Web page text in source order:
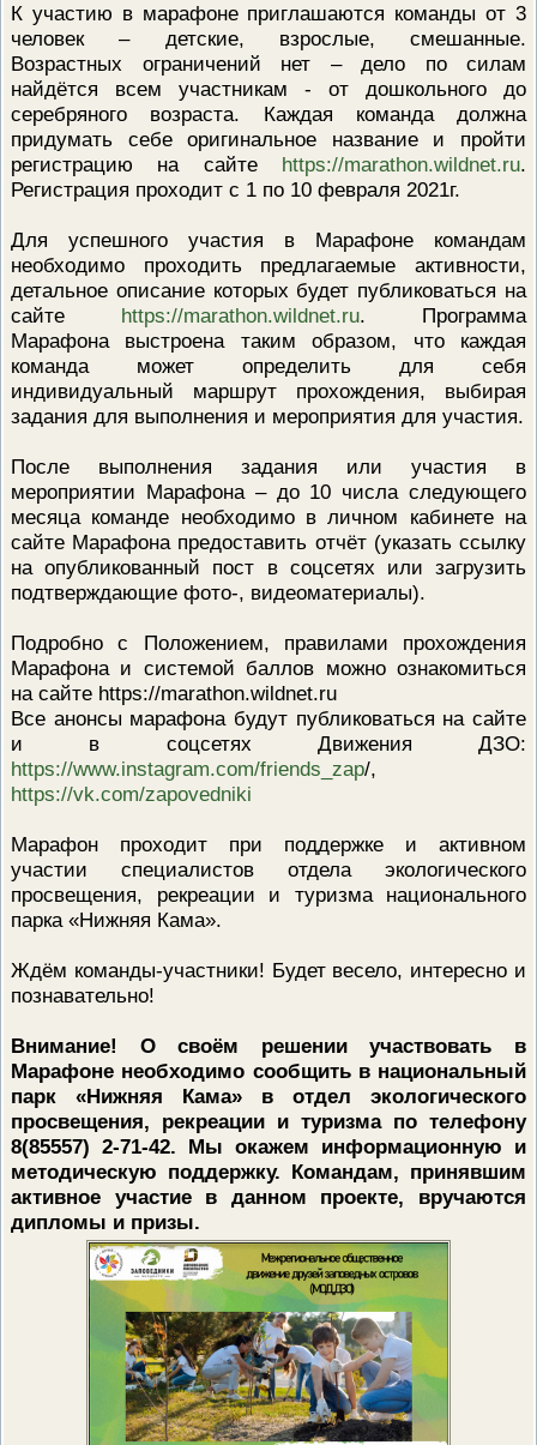
ПРОВЕРОЧНЫЙ ЛИСТ,
ПРИМЕНЯЕМЫЙ ПРИ
ОСУЩЕСТВЛЕНИИ
ГОСУДАРСТВЕННОГО
ОБЛАСТИ ОХРАНЫ И
ИСПОЛЬЗОВАНИЯ ООПТ
ФЕДЕРАЛЬНОГО ЗНАЧЕНИЯ
ПРОГРАММА ПРОФИЛАКТИКИ
РИСКОВ ПРИЧИНЕНИЯ
ПЛАН ПРОВЕДЕНИЯ
МЕРОПРИЯТИЙ
ИСЧЕРПЫВАЮЩИЙ
СВЕДЕНИЙ, КОТОРЫЕ МОГУТ
ЗАПРАШИВАТЬСЯ
(НАДЗОРНЫМ) ОРГАНОМ У
КОНТРОЛИРУЕМОГО ЛИЦА
К участию в марафоне приглашаются команды от 3
человек – детские, взрослые, смешанные.
Возрастных ограничений нет – дело по силам
найдётся всем участникам - от дошкольного до
серебряного возраста. Каждая команда должна
придумать себе оригинальное название и пройти
регистрацию на сайте https://marathon.wildnet.ru.
Регистрация проходит с 1 по 10 февраля 2021г.
Для успешного участия в Марафоне командам
необходимо проходить предлагаемые активности,
детальное описание которых будет публиковаться на
сайте https://marathon.wildnet.ru. Программа
Марафона выстроена таким образом, что каждая
команда может определить для себя
индивидуальный маршрут прохождения, выбирая
задания для выполнения и мероприятия для участия.
После выполнения задания или участия в
мероприятии Марафона – до 10 числа следующего
месяца команде необходимо в личном кабинете на
сайте Марафона предоставить отчёт (указать ссылку
на опубликованный пост в соцсетях или загрузить
подтверждающие фото-, видеоматериалы).
Подробно с Положением, правилами прохождения
Марафона и системой баллов можно ознакомиться
на сайте https://marathon.wildnet.ru
Все анонсы марафона будут публиковаться на сайте
и в соцсетях Движения ДЗО:
https://www.instagram.com/friends_zap/,
https://vk.com/zapovedniki
Марафон проходит при поддержке и активном
участии специалистов отдела экологического
просвещения, рекреации и туризма национального
парка «Нижняя Кама».
Ждём команды-участники! Будет весело, интересно и
познавательно!
Внимание! О своём решении участвовать в
Марафоне необходимо сообщить в национальный
парк «Нижняя Кама» в отдел экологического
просвещения, рекреации и туризма по телефону
8(85557) 2-71-42. Мы окажем информационную и
методическую поддержку. Командам, принявшим
активное участие в данном проекте, вручаются
дипломы и призы.